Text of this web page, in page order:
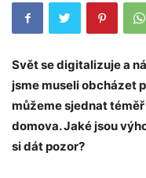
Svět se digitalizuje a
jsme museli obcházet
můžeme sjednat té
domova. Jakéjsou
si dát pozor?